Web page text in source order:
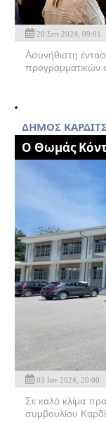
20 Σεπ 2024, 09:01
Ασυνήθιστη
προγραμματικών
ΔΗΜΟΣ
Ο Θωμάς
03 Ιαν 2024, 20:00
Σε καλό κλίμα
συμβουλίου